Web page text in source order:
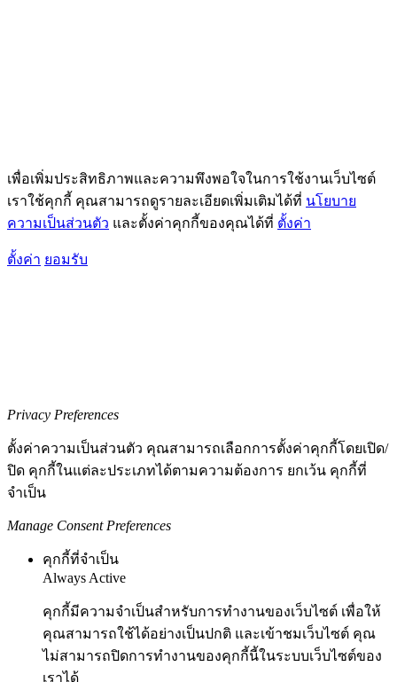
เพื่อเพิ่มประสิทธิภาพและความพึงพอใจในการใช้งานเว็บไซต์
เราใช้คุกกี้ คุณสามารถดูรายละเอียดเพิ่มเติมได้ที่ นโยบาย
ความเป็นส่วนตัว และตั้งค่าคุกกี้ของคุณได้ที่ ตั้งค่า
ตั้งค่า ยอมรับ
Privacy Preferences
ตั้งค่าความเป็นส่วนตัว คุณสามารถเลือกการตั้งค่าคุกกี้โดยเปิด/
ปิด คุกกี้ในแต่ละประเภทได้ตามความต้องการ ยกเว้น คุกกี้ที่
จำเป็น
Manage Consent Preferences
คุกกี้ที่จำเป็น
Always Active
คุกกี้มีความจำเป็นสำหรับการทำงานของเว็บไซต์ เพื่อให้
คุณสามารถใช้ได้อย่างเป็นปกติ และเข้าชมเว็บไซต์ คุณ
ไม่สามารถปิดการทำงานของคุกกี้นี้ในระบบเว็บไซต์ของ
เราได้